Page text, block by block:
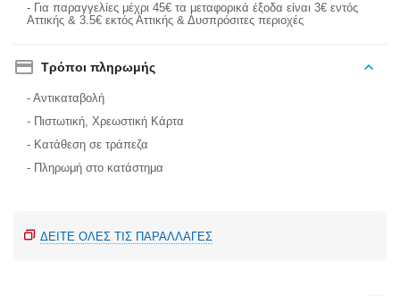
- Για παραγγελίες μέχρι 45€ τα μεταφορικά έξοδα είναι 3€ εντός
Αττικής & 3.5€ εκτός Αττικής & Δυσπρόσιτες περιοχές
Τρόποι πληρωμής
- Αντικαταβολή
- Πιστωτική, Χρεωστική Κάρτα
- Κατάθεση σε τράπεζα
- Πληρωμή στο κατάστημα
ΔΕΊΤΕ ΌΛΕΣ ΤΙΣ ΠΑΡΑΛΛΑΓΈΣ